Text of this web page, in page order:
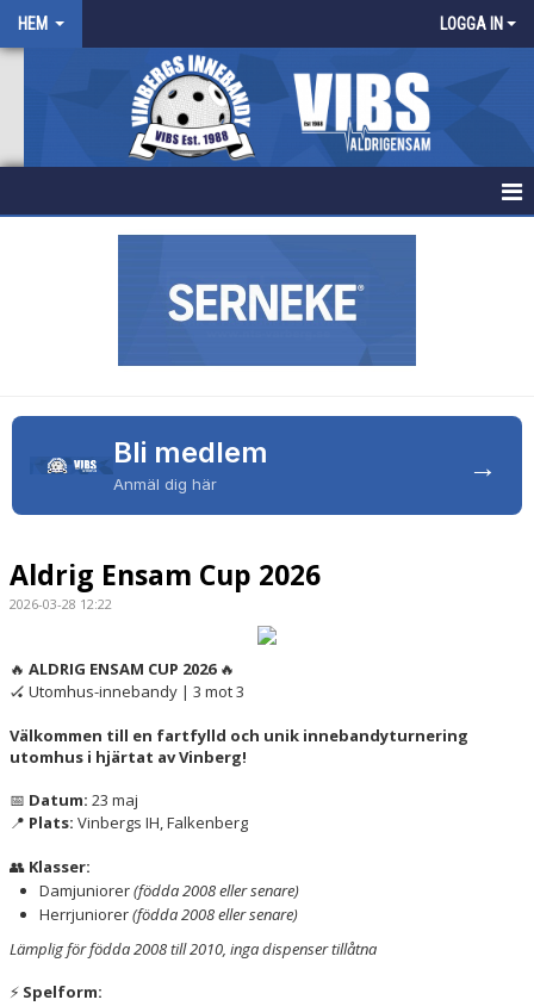
HEM LOGGA IN
MATCHER
Bli medlem
Anmäl dig här →
Aldrig Ensam Cup 2026
2026-03-28 12:22
🔥 ALDRIG ENSAM CUP 2026 🔥
🏑 Utomhus-innebandy | 3 mot 3
Välkommen till en fartfylld och unik innebandyturnering
utomhus i hjärtat av Vinberg!
📅 Datum: 23 maj
📍 Plats: Vinbergs IH, Falkenberg
👥 Klasser:
Damjuniorer(födda 2008 eller senare)
Herrjuniorer(födda 2008 eller senare)
Lämplig för födda 2008 till 2010, inga dispenser tillåtna
⚡ Spelform: